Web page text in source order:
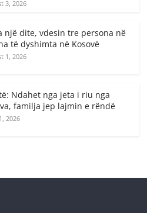
3, 2026
një dite, vdesin tre persona në
të dyshimta në Kosovë
1, 2026
Ndahet nga jeta i riu nga
familja jep lajmin e rëndë
2026